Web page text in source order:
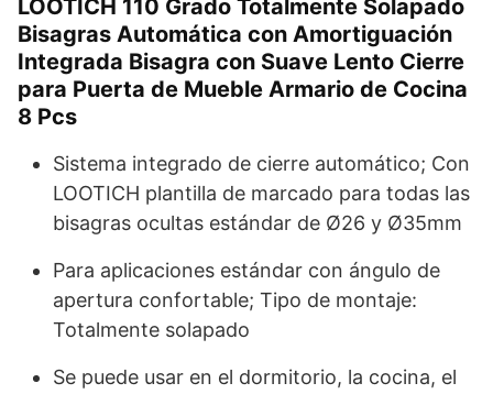
LOOTICH 110 Grado Totalmente Solapado
Bisagras Automática con Amortiguación
Integrada Bisagra con Suave Lento Cierre
para Puerta de Mueble Armario de Cocina
8 Pcs
Sistema integrado de cierre automático; Con
LOOTICH plantilla de marcado para todas las
bisagras ocultas estándar de Ø26 y Ø35mm
Para aplicaciones estándar con ángulo de
apertura confortable; Tipo de montaje:
Totalmente solapado
Se puede usar en el dormitorio, la cocina, el